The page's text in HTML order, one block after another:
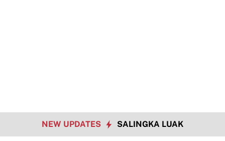
NEW UPDATES SALINGKA LUAK